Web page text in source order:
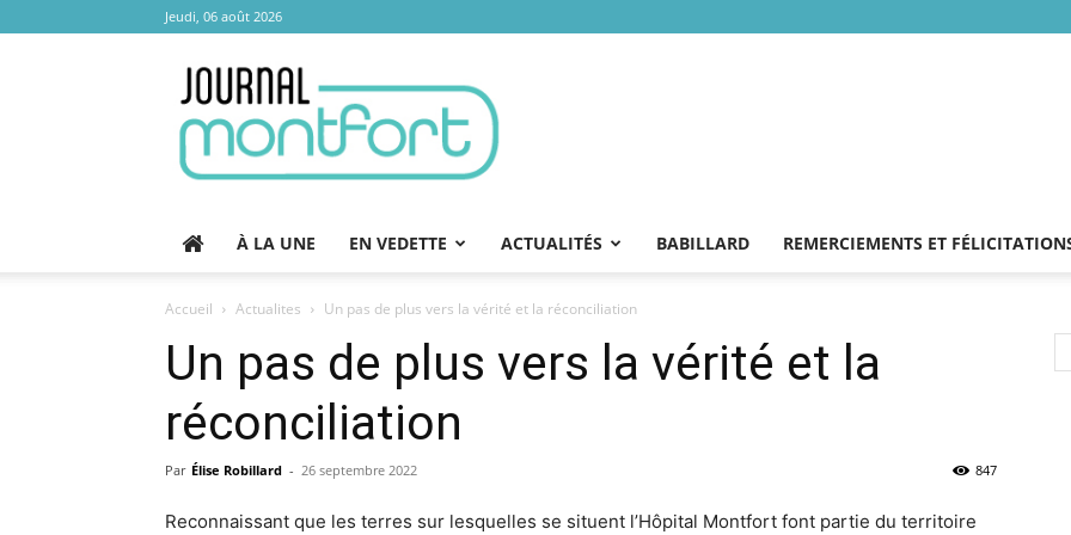
Jeudi, 06 août 2026
Montfort
À LA UNE EN VEDETTE ACTUALITÉS BABILLARD REMERCIEMENTS ET
Accueil Actualites Un pas de plus vers la vérité et la réconciliation
Un pas de plus vers la vérité et la
réconciliation
Par Élise Robillard - 26 septembre 2022 847
Reconnaissant que les terres sur lesquelles se situent l’Hôpital Montfort font partie du territoire